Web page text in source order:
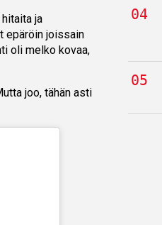
ja
epäröin joissain
oli melko kovaa,
joo, tähän asti